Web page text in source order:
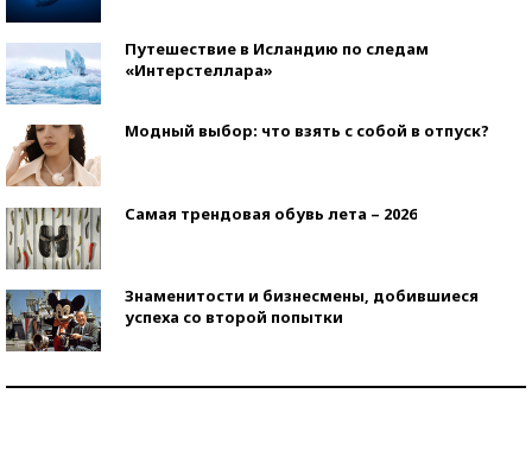
Путешествие в Исландию по следам
«Интерстеллара»
Модный выбор: что взять с собой в отпуск?
Самая трендовая обувь лета – 2026
Знаменитости и бизнесмены, добившиеся
успеха со второй попытки